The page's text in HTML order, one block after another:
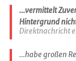
...vermittelt
Hintergrund
Direktnachricht
...habe großen